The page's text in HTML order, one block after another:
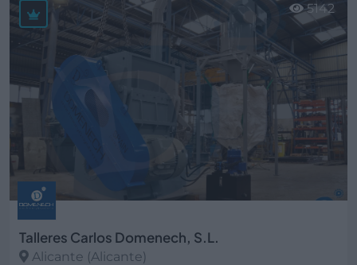
Talleres Carlos Domenech, S.L.
Alicante (Alicante)
5142